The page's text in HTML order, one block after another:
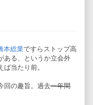
本総業ですらストップ高
ある、というか立会外
当たり前。
回の趣旨。過去一年間